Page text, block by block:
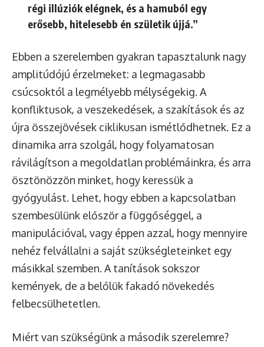
régi illúziók elégnek, és a hamuból egy
erősebb, hitelesebb én születik újjá.”
Ebben a szerelemben gyakran tapasztalunk nagy
amplitúdójú érzelmeket: a legmagasabb
csúcsoktól a legmélyebb mélységekig. A
konfliktusok, a veszekedések, a szakítások és az
újra összejövések ciklikusan ismétlődhetnek. Ez a
dinamika arra szolgál, hogy folyamatosan
rávilágítson a megoldatlan problémáinkra, és arra
ösztönözzön minket, hogy keressük a
gyógyulást. Lehet, hogy ebben a kapcsolatban
szembesülünk először a függőséggel, a
manipulációval, vagy éppen azzal, hogy mennyire
nehéz felvállalni a saját szükségleteinket egy
másikkal szemben. A tanítások sokszor
kemények, de a belőlük fakadó növekedés
felbecsülhetetlen.
Miért van szükségünk a második szerelemre?